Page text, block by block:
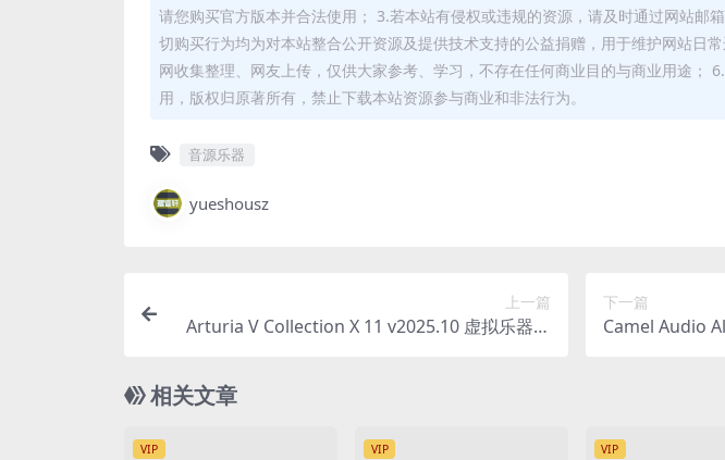
请您购买官方版本并合法使用； 3.若本站有侵权或违规的资源，请及时通过网站邮
切购买行为均为对本站整合公开资源及提供技术支持的公益捐赠，用于维护网站日
网收集整理、网友上传，仅供大家参考、学习，不存在任何商业目的与商业用途；
用，版权归原著所有，禁止下载本站资源参与商业和非法行为。
音源乐器
yueshousz
上一篇
Arturia V Collection X 11 v2025.10 虚拟乐器合
下一篇
Camel Audio
相关文章
VIP VIP VIP